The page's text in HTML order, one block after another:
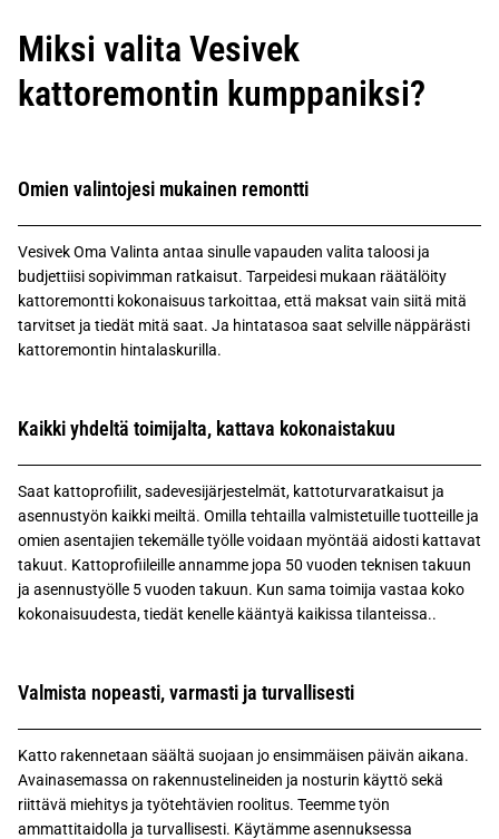
0
Miksi valita Vesivek
kattoremontin kumppaniksi?
Omien valintojesi mukainen remontti
Vesivek Oma Valinta antaa sinulle vapauden valita taloosi ja
budjettiisi sopivimman ratkaisut. Tarpeidesi mukaan räätälöity
kattoremontti kokonaisuus tarkoittaa, että maksat vain siitä mitä
tarvitset ja tiedät mitä saat. Ja hintatasoa saat selville näppärästi
kattoremontin hintalaskurilla.
Kaikki yhdeltä toimijalta, kattava kokonaistakuu
Saat kattoprofiilit, sadevesijärjestelmät, kattoturvaratkaisut ja
asennustyön kaikki meiltä. Omilla tehtailla valmistetuille tuotteille ja
omien asentajien tekemälle työlle voidaan myöntää aidosti kattavat
takuut. Kattoprofiileille annamme jopa 50 vuoden teknisen takuun
ja asennustyölle 5 vuoden takuun. Kun sama toimija vastaa koko
kokonaisuudesta, tiedät kenelle kääntyä kaikissa tilanteissa..
Valmista nopeasti, varmasti ja turvallisesti
Katto rakennetaan säältä suojaan jo ensimmäisen päivän aikana.
Avainasemassa on rakennustelineiden ja nosturin käyttö sekä
riittävä miehitys ja työtehtävien roolitus. Teemme työn
ammattitaidolla ja turvallisesti. Käytämme asennuksessa